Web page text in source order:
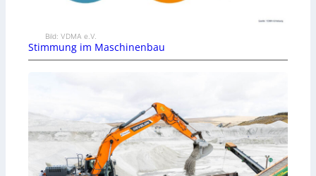
Bild: VDMA e.V.
Stimmung im Maschinenbau